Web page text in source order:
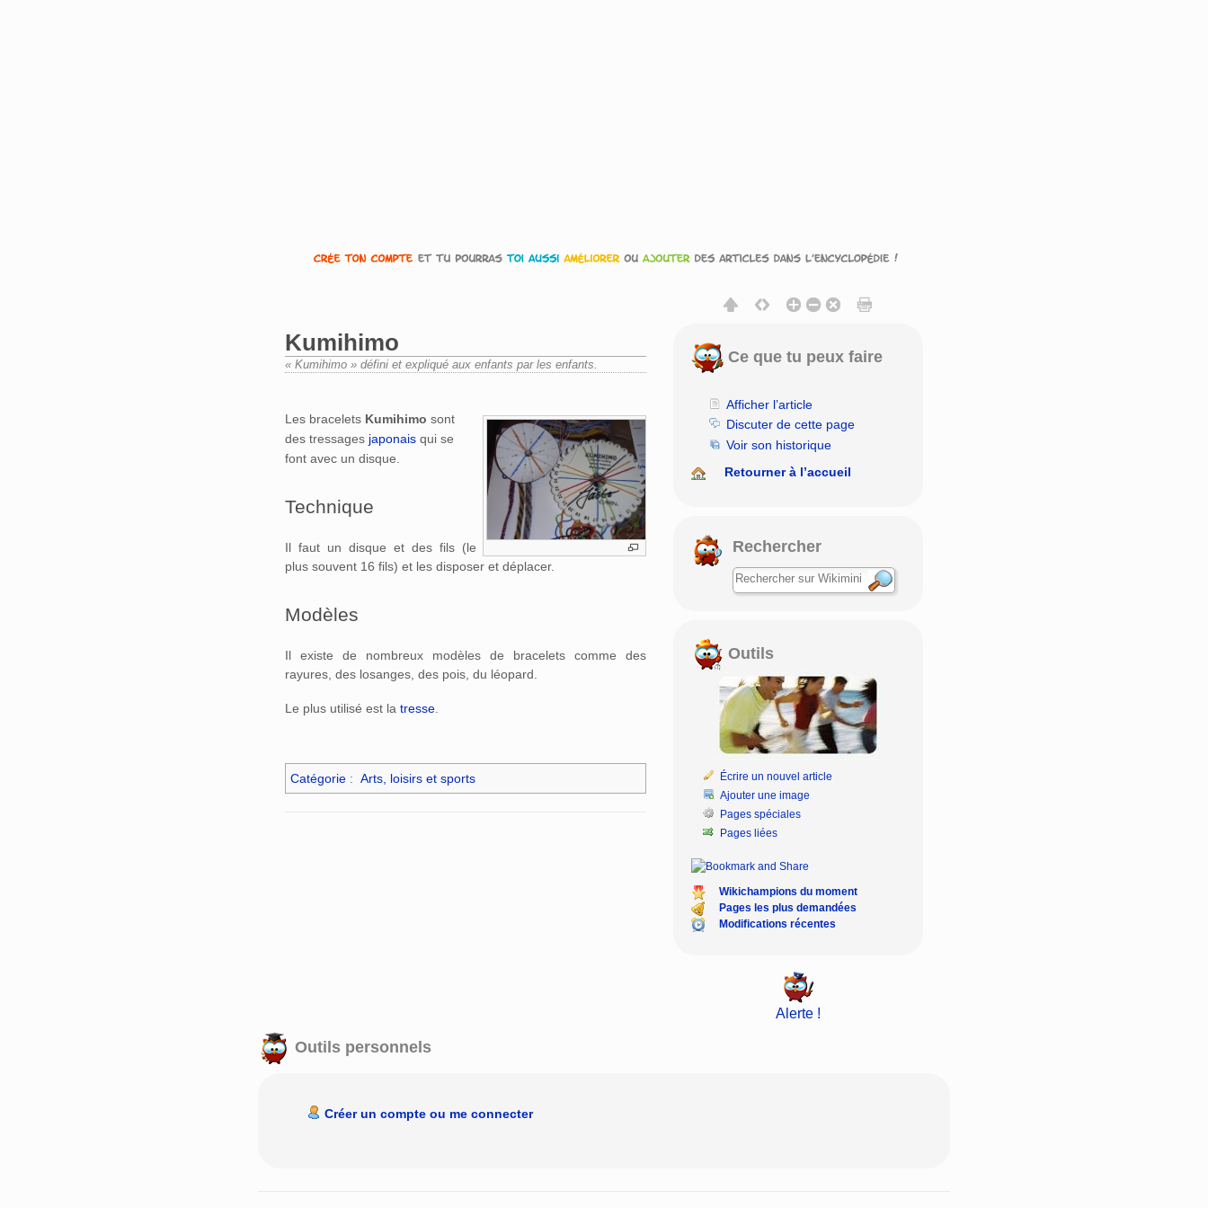
Kumihimo
« Kumihimo » défini et expliqué aux enfants par les enfants.
Les bracelets Kumihimo sont
des tressages japonais qui se
font avec un disque.
Technique
Il faut un disque et des fils (le
plus souvent 16 fils) et les disposer et déplacer.
Modèles
Il existe de nombreux modèles de bracelets comme des
rayures, des losanges, des pois, du léopard.
Le plus utilisé est la tresse
Catégorie : Arts, loisirs et sports
Ce que tu peux faire
Afficher l’article
Discuter de cette page
Voir son historique
Retourner à l’accueil
Rechercher
Outils
Écrire un nouvel article
Ajouter une image
Pages spéciales
Pages liées
Wikichampions du moment
Pages les plus demandées
Modifications récentes
Alerte !
Outils personnels
Créer un compte ou me connecter